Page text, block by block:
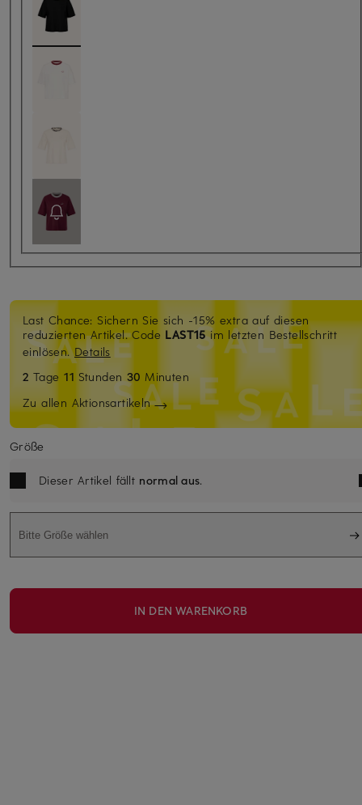
Last Chance: Sichern Sie sich -15% extra auf diesen
reduzierten Artikel. Code LAST15im letzten Bestellschritt
einlösen.Details
2 Tage11 Stunden 30 Minuten
Zu allen Aktionsartikeln
Größe
Dieser Artikel fällt normal aus.
Bitte Größe wählen
IN DEN WARENKORB